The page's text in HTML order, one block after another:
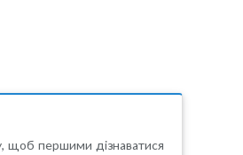
щоб першими дізнаватися